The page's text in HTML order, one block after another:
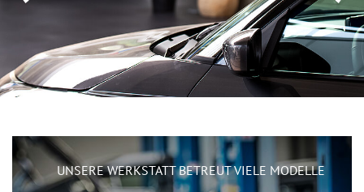
UNSERE WERKSTATT BETREUT VIELE MODELLE